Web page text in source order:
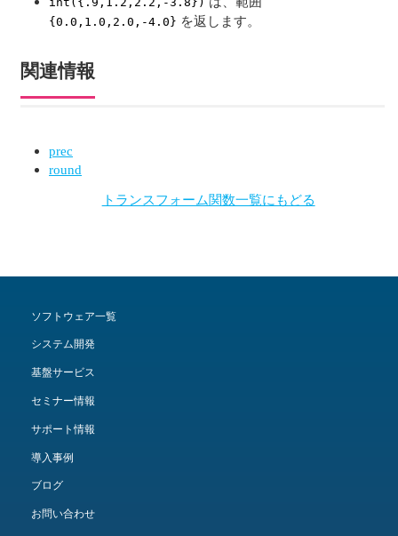
{0.0,1.0,2.0,-4.0} を返します。
関連情報
prec
round
トランスフォーム関数一覧にもどる
ソフトウェア一覧
システム開発
基盤サービス
セミナー情報
サポート情報
導入事例
ブログ
お問い合わせ